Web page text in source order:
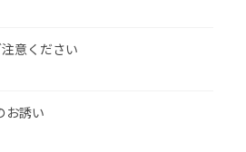
意ください
お誘い